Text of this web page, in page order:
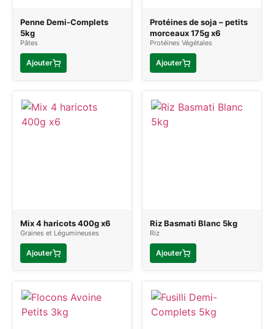
Penne Demi-Complets
5kg
Pâtes
Ajouter
Protéines de soja – petits
morceaux 175g x6
Protéines Végétales
Ajouter
Mix 4 haricots 400g x6
Graines et Légumineuses
Ajouter
Riz Basmati Blanc 5kg
Riz
Ajouter